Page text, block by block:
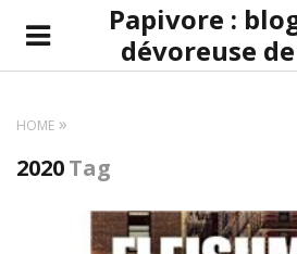
Papivore :
dévoreuse
HOME
2020Tag